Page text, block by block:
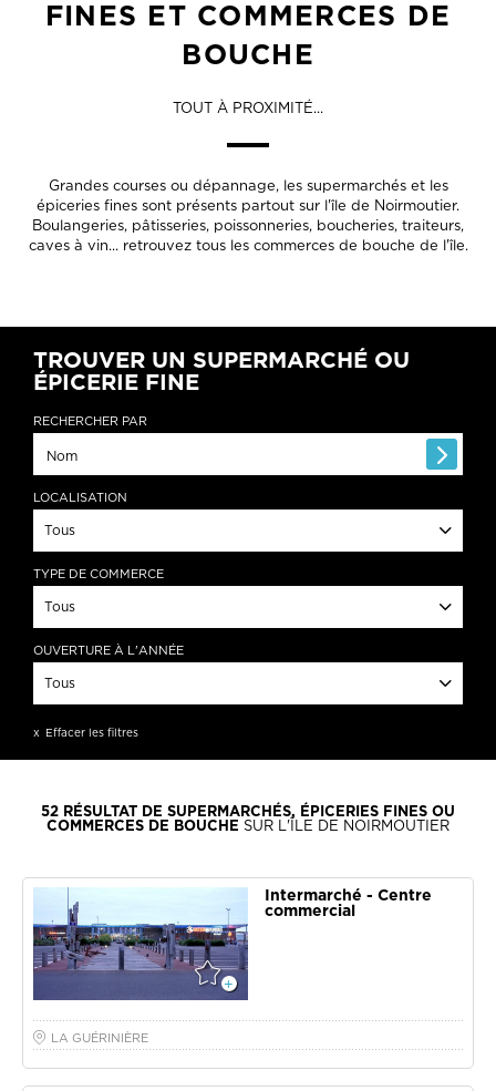
FINES ET COMMERCES DE
BOUCHE
TOUT À PROXIMITÉ...
Grandes courses ou dépannage, les supermarchés et les
épiceries fines sont présents partout sur l'île de Noirmoutier.
Boulangeries, pâtisseries, poissonneries, boucheries, traiteurs,
caves à vin... retrouvez tous les commerces de bouche de l'île.
TROUVER UN SUPERMARCHÉ OU
ÉPICERIE FINE
RECHERCHER PAR
LOCALISATION
Tous
La Guérinière
L'Epine
Noirmoutier-en-l'île
TYPE DE COMMERCE
Tous
Supermarchés
Caves à vin
Epiceries fines & bios
Glaciers
Alimentations
Boulangeries & pâtisseries
Poissonneries
OUVERTURE À L'ANNÉE
Tous
APPLIQUER
Effacer les filtres
52 RÉSULTAT DE SUPERMARCHÉS, ÉPICERIES FINES OU
COMMERCES DE BOUCHE SUR L'ÎLE DE NOIRMOUTIER
Intermarché - Centre
commercial
LA GUÉRINIÈRE